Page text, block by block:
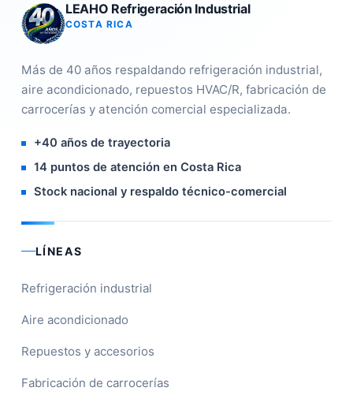
LEAHO Refrigeración Industrial
COSTA RICA
Más de 40 años respaldando refrigeración industrial,
aire acondicionado, repuestos HVAC/R, fabricación de
carrocerías y atención comercial especializada.
+40 años de trayectoria
14 puntos de atención en Costa Rica
Stock nacional y respaldo técnico-comercial
LÍNEAS
Refrigeración industrial
Aire acondicionado
Repuestos y accesorios
Fabricación de carrocerías